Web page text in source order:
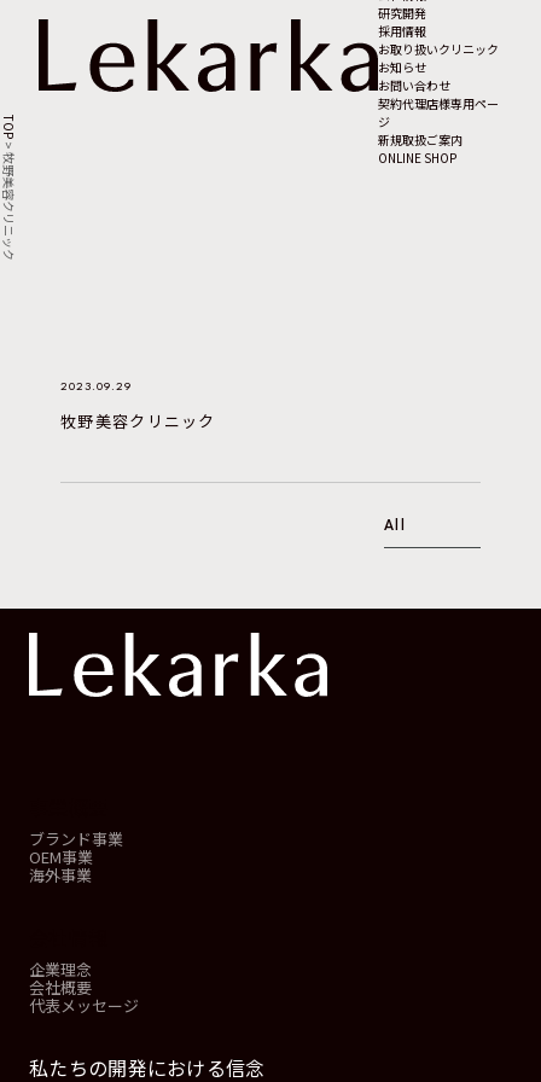
研究開発
採用情報
お取り扱いクリニック
お知らせ
お問い合わせ
契約代理店様専用ペー
ジ
新規取扱ご案内
ONLINE SHOP
TOP
>
牧野美容クリニック
2023.09.29
牧野美容クリニック
All
ブランド事業
OEM事業
海外事業
企業理念
会社概要
代表メッセージ
私たちの開発における信念